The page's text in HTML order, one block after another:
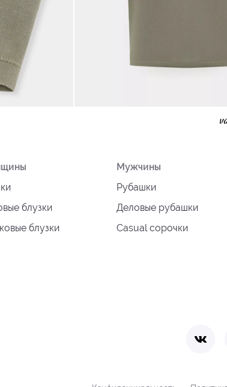
блузки
блузки
Мужчины
Рубашки
Деловые рубашки
Casual сорочки